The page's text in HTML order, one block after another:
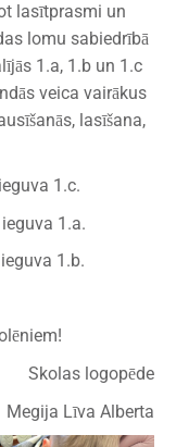
lasītprasmi un
lomu sabiedrībā
1.a, 1.b un 1.c
veica vairākus
lasīšana,
1.c.
1.a.
1.b.
Skolas logopēde
Megija Līva Alberta